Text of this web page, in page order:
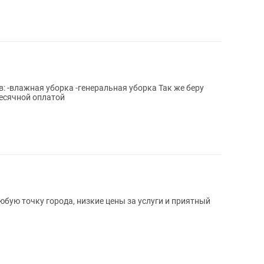
-влажная уборка -генеральная уборка Так же беру
оплатой
точку города, низкие цены за услуги и приятный